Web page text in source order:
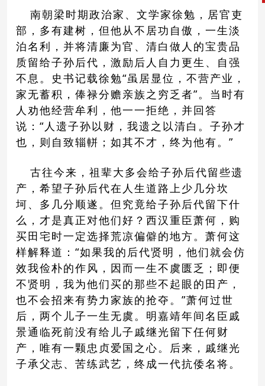
南朝梁时期政治家、文学家徐勉，居官吏
部，多有建树，但他从不居功自傲，一生淡
泊名利，并将清廉为官、清白做人的宝贵品
质留给子孙后代，激励后人自力更生、自强
不息。史书记载徐勉“虽居显位，不营产业，
家无蓄积，俸禄分赡亲族之穷乏者”。当时有
人劝他经营牟利，他一一拒绝，并回答
说：“人遗子孙以财，我遗之以清白。子孙才
也，则自致辎軿；如其不才，终为他有。”
古往今来，祖辈大多会给子孙后代留些遗
产，希望子孙后代在人生道路上少几分坎
坷、多几分顺遂。但究竟给子孙后代留下什
么，才是真正对他们好？西汉重臣萧何，购
买田宅时一定选择荒凉偏僻的地方。萧何这
样解释道：“如果我的后代贤明，他们就会仿
效我俭朴的作风，因而一生不虞匮乏；即便
不贤明，我为他们买的那些不起眼的田产，
也不会招来有势力家族的抢夺。”萧何过世
后，两个儿子一生无虞。明嘉靖年间名臣戚
景通临死前没有给儿子戚继光留下任何财
产，唯有一颗忠贞爱国之心。后来，戚继光
子承父志、苦练武艺，终成一代抗倭名将。